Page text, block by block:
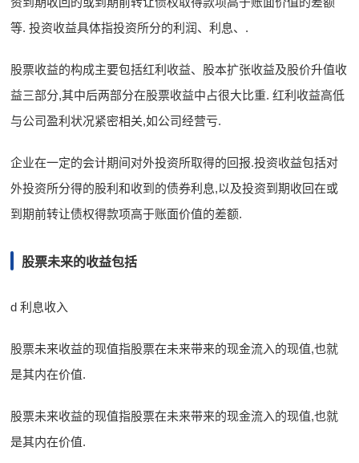
等. 投资收益具体指投资所分的利润、利息、.
股票收益的构成主要包括红利收益、股本扩张收益及股价升值收
益三部分,其中后两部分在股票收益中占很大比重. 红利收益高低
与公司盈利状况紧密相关,如公司经营亏.
企业在一定的会计期间对外投资所取得的回报.投资收益包括对
外投资所分得的股利和收到的债券利息,以及投资到期收回在或
到期前转让债权得款项高于账面价值的差额.
股票未来的收益包括
d 利息收入
股票未来收益的现值指股票在未来带来的现金流入的现值,也就
是其内在价值.
股票未来收益的现值指股票在未来带来的现金流入的现值,也就
是其内在价值.